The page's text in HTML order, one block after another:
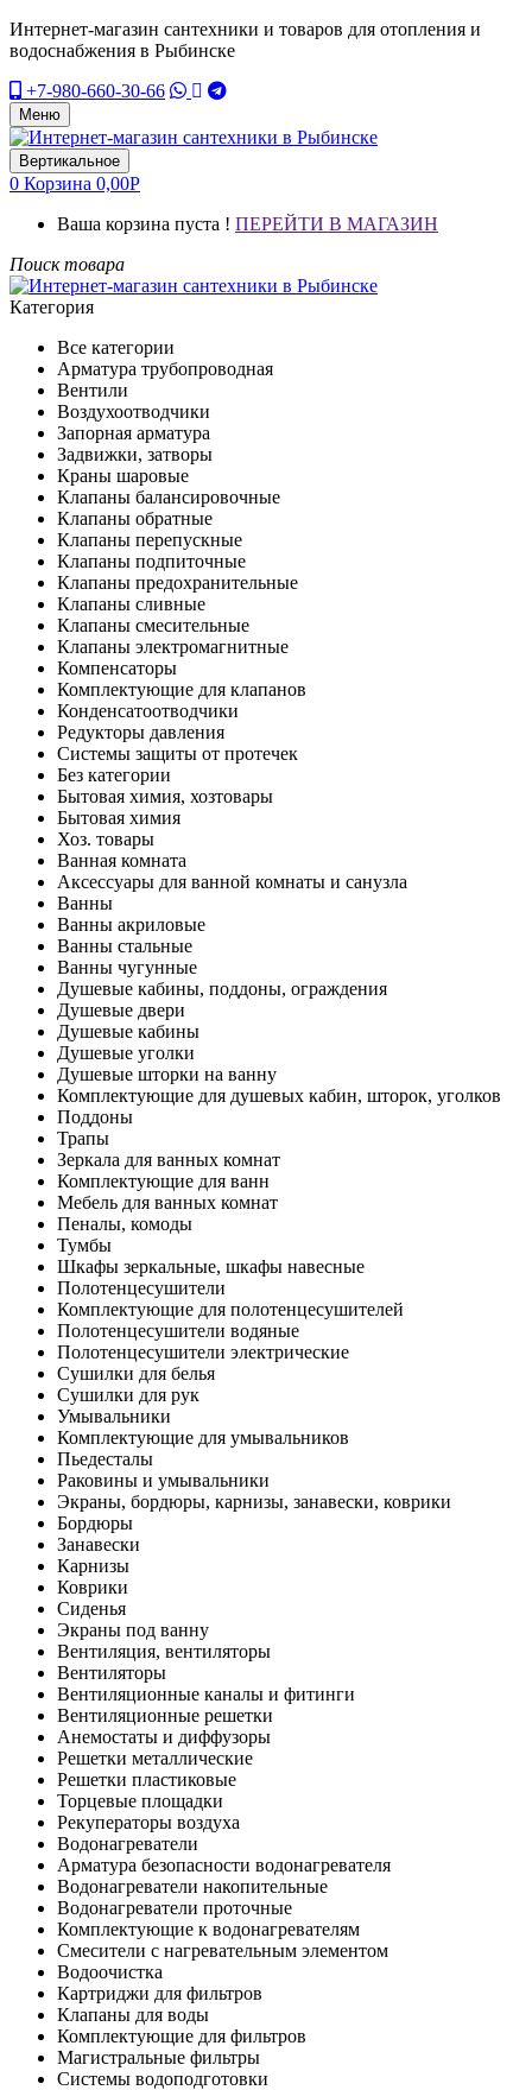
Интернет-магазин сантехники и товаров для отопления и
водоснабжения в Рыбинске
+7-980-660-30-66
Меню
Вертикальное
0 Корзина 0,00Р
Ваша корзина пуста ! ПЕРЕЙТИ В МАГАЗИН
Поиск товара
Категория
Все категории
Арматура трубопроводная
Вентили
Воздухоотводчики
Запорная арматура
Задвижки, затворы
Краны шаровые
Клапаны балансировочные
Клапаны обратные
Клапаны перепускные
Клапаны подпиточные
Клапаны предохранительные
Клапаны сливные
Клапаны смесительные
Клапаны электромагнитные
Компенсаторы
Комплектующие для клапанов
Конденсатоотводчики
Редукторы давления
Системы защиты от протечек
Без категории
Бытовая химия, хозтовары
Бытовая химия
Хоз. товары
Ванная комната
Аксессуары для ванной комнаты и санузла
Ванны
Ванны акриловые
Ванны стальные
Ванны чугунные
Душевые кабины, поддоны, ограждения
Душевые двери
Душевые кабины
Душевые уголки
Душевые шторки на ванну
Комплектующие для душевых кабин, шторок, уголков
Поддоны
Трапы
Зеркала для ванных комнат
Комплектующие для ванн
Мебель для ванных комнат
Пеналы, комоды
Тумбы
Шкафы зеркальные, шкафы навесные
Полотенцесушители
Комплектующие для полотенцесушителей
Полотенцесушители водяные
Полотенцесушители электрические
Сушилки для белья
Сушилки для рук
Умывальники
Комплектующие для умывальников
Пьедесталы
Раковины и умывальники
Экраны, бордюры, карнизы, занавески, коврики
Бордюры
Занавески
Карнизы
Коврики
Сиденья
Экраны под ванну
Вентиляция, вентиляторы
Вентиляторы
Вентиляционные каналы и фитинги
Вентиляционные решетки
Анемостаты и диффузоры
Решетки металлические
Решетки пластиковые
Торцевые площадки
Рекуператоры воздуха
Водонагреватели
Арматура безопасности водонагревателя
Водонагреватели накопительные
Водонагреватели проточные
Комплектующие к водонагревателям
Смесители с нагревательным элементом
Водоочистка
Картриджи для фильтров
Клапаны для воды
Комплектующие для фильтров
Магистральные фильтры
Системы водоподготовки